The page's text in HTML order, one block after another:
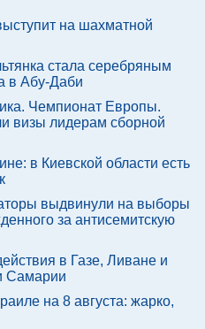
на шахматной
стала серебряным
в Абу-Даби
Чемпионат Европы.
визы лидерам сборной
в Киевской области есть
выдвинули на выборы
за антисемитскую
в Газе, Ливане и
Самарии
на 8 августа: жарко,